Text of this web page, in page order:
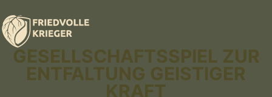
GESELLSCHAFTSSPIEL ZUR
ENTFALTUNG GEISTIGER
KRAFT